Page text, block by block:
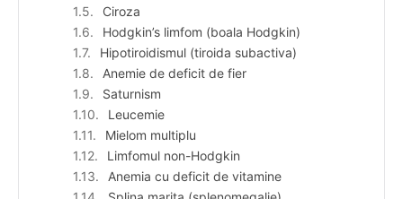
Ciroza
Hodgkin’s limfom (boala Hodgkin)
Hipotiroidismul (tiroida subactiva)
Anemie de deficit de fier
Saturnism
Leucemie
Mielom multiplu
Limfomul non-Hodgkin
Anemia cu deficit de vitamine